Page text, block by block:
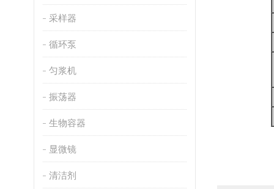
采样器
循环泵
匀浆机
振荡器
生物容器
显微镜
清洁剂